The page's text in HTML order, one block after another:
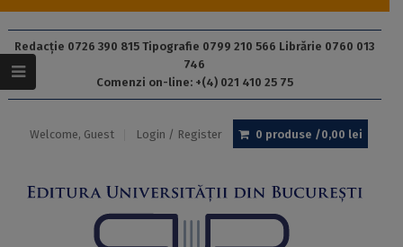
Redacție 0726 390 815 Tipografie 0799 210 566 Librărie 0760 013
746
Comenzi on-line: +(4) 021 410 25 75
Welcome, Guest Login / Register 0 produse /0,00 lei